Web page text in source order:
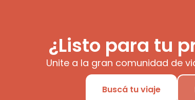
¿Listo para tu
Unite a la gran comunidad de
Buscá tu viaje